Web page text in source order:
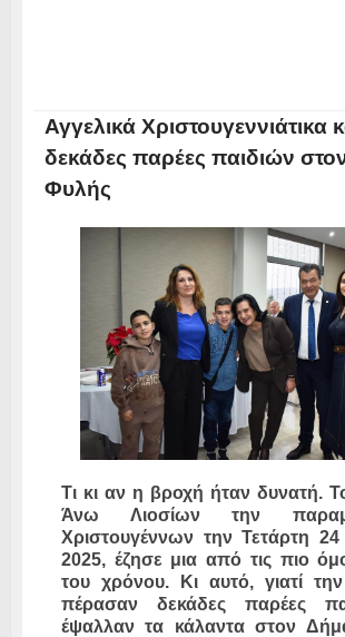
Αγγελικά Χριστουγεννιάτικα
δεκάδες παρέες παιδιών
Φυλής
Τι κι αν η βροχή ήταν δυνατή.
Άνω Λιοσίων την
Χριστουγέννων την Τετάρτη 24
2025, έζησε μια από τις πιο
του χρόνου. Κι αυτό, γιατί
πέρασαν δεκάδες παρέες
έψαλλαν τα κάλαντα στον